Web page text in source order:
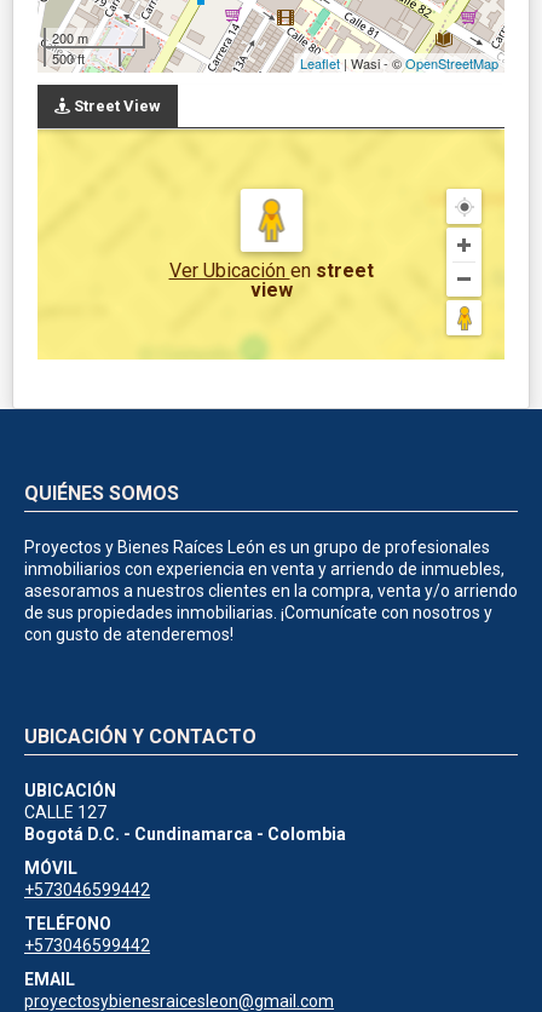
200 m
500 ft
Leaflet| Wasi - ©OpenStreetMap
Street View
Ver Ubicación en street
view
QUIÉNES SOMOS
Proyectos y Bienes Raíces León es un grupo de profesionales
inmobiliarios con experiencia en venta y arriendo de inmuebles,
asesoramos a nuestros clientes en la compra, venta y/o arriendo
de sus propiedades inmobiliarias. ¡Comunícate con nosotros y
con gusto de atenderemos!
UBICACIÓN Y CONTACTO
UBICACIÓN
CALLE 127
Bogotá D.C. - Cundinamarca - Colombia
MÓVIL
+573046599442
TELÉFONO
+573046599442
EMAIL
proyectosybienesraicesleon@gmail.com